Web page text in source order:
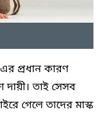
এর প্রধান কারণ
তাই সেসব
গেলে তাদের মাস্ক